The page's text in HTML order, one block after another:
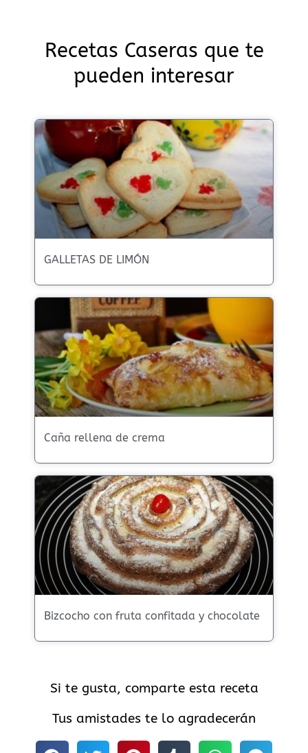
Recetas Caseras que te
pueden interesar
GALLETAS DE LIMÓN
Caña rellena de crema
Bizcocho con fruta confitada y chocolate
Si te gusta, comparte esta receta
Tus amistades te lo agradecerán